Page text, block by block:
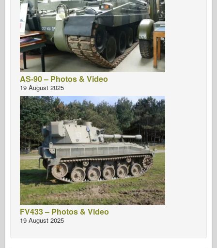
AS-90 – Photos & Video
19 August 2025
FV433 – Photos & Video
19 August 2025